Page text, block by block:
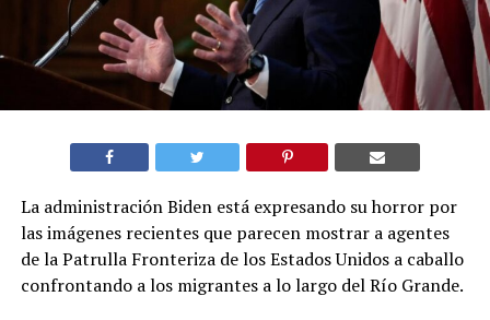
La administración Biden está expresando su horror por
las imágenes recientes que parecen mostrar a agentes
de la Patrulla Fronteriza de los Estados Unidos a caballo
confrontando a los migrantes a lo largo del Río Grande.